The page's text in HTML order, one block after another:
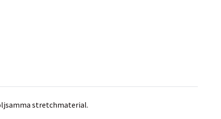
stretchmaterial.